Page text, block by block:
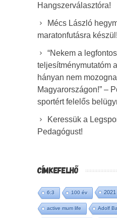
Hangszerválasztóra!
Mécs László
maratonfutásra készül!
“Nekem a
teljesítménymutatóm
hányan nem
Magyarországon!” –
sportért felelős
Keressük a
Pedagógust!
CÍMKEFELHŐ
6:3 100 év 2021
active mum life Adolf